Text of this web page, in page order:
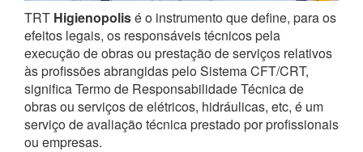
TRT Higienopolisé o instrumento que define, para os
efeitos legais, os responsáveis técnicos pela
execução de obras ou prestação de serviços relativos
às profissões abrangidas pelo Sistema CFT/CRT,
significa Termo de Responsabilidade Técnica de
obras ou serviços de elétricos, hidráulicas, etc, é um
serviço de avaliação técnica prestado por profissionais
ou empresas.